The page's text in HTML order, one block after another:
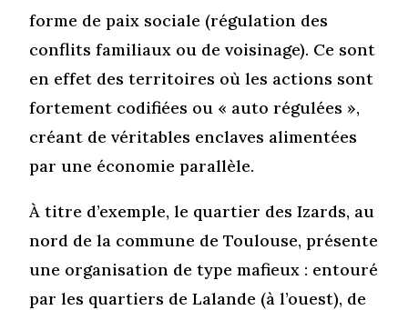
forme de paix sociale (régulation des
conflits familiaux ou de voisinage). Ce sont
en effet des territoires où les actions sont
fortement codifiées ou « auto régulées »,
créant de véritables enclaves alimentées
par une économie parallèle.
À titre d’exemple, le quartier des Izards, au
nord de la commune de Toulouse, présente
une organisation de type mafieux : entouré
par les quartiers de Lalande (à l’ouest), de